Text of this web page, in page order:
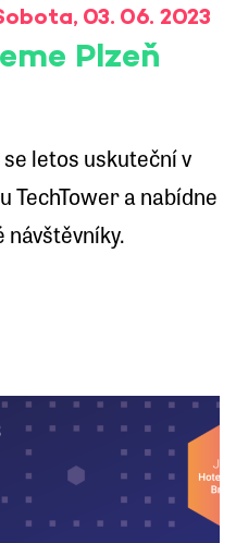
03. 06. 2023
Plzeň
letos uskuteční v
TechTower a nabídne
návštěvníky.